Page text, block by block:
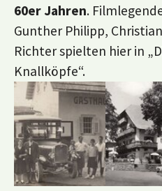
Show larger version
Show
60er Jahren.
Gunther Philipp,
Richter spielten hier in
Knallköpfe“.